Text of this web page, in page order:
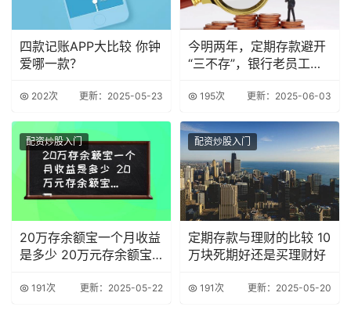
四款记账APP大比较 你钟
爱哪一款？
202次 更新：2025-05-23
今明两年，定期存款避开
“三不存”，银行老员工善
195次 更新：2025-06-03
配资炒股入门
20万存余额宝一个月收益
是多少 20万元存余额宝
191次 更新：2025-05-22
配资炒股入门
定期存款与理财的比较 10
万块死期好还是买理财好
191次 更新：2025-05-20